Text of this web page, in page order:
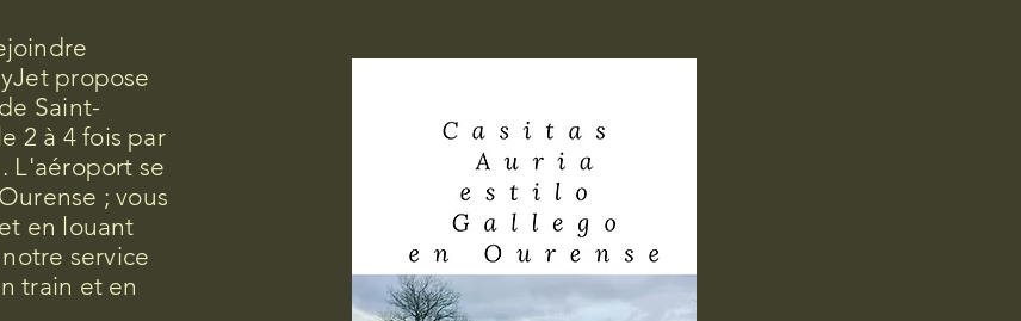
propose
Saint-
2 à 4 fois par
L'aéroport se
; vous
en louant
service
train et en